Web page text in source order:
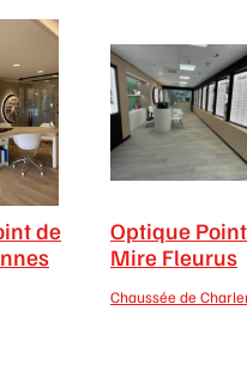
de
Optique
Mire Fleurus
Chaussée de